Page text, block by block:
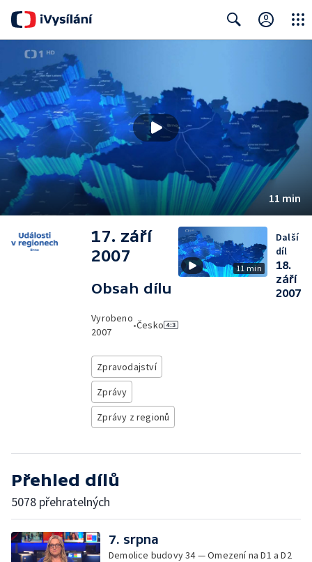
11 min
17. září
2007
Obsah dílu
Vyrobeno
2007
•Česko
Zpravodajství
Zprávy
Zprávy z regionů
11 min
Další
díl
18.
září
2007
Přehled dílů
5078 přehratelných
7. srpna
Demolice budovy 34 — Omezení na D1 a D2